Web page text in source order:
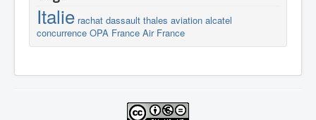
Italie rachat dassault thales aviation alcatel
concurrence OPA France Air France